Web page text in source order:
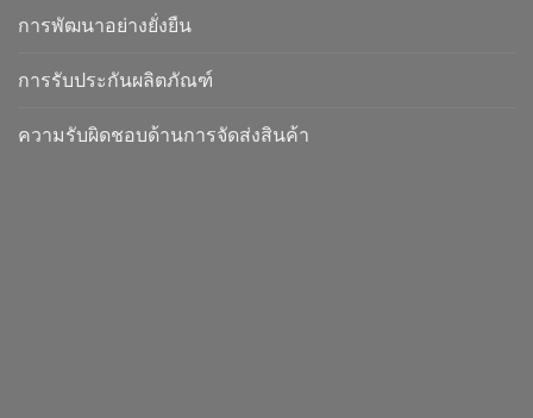
การพัฒนาอย่างยั่งยืน
การรับประกันผลิตภัณฑ์
ความรับผิดชอบด้านการจัดส่งสินค้า